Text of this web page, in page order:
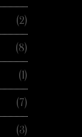
(2)
(8)
(1)
(7)
(3)